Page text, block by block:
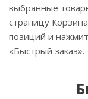
выбранные
страницу
позиций и
«Быстрый заказ».